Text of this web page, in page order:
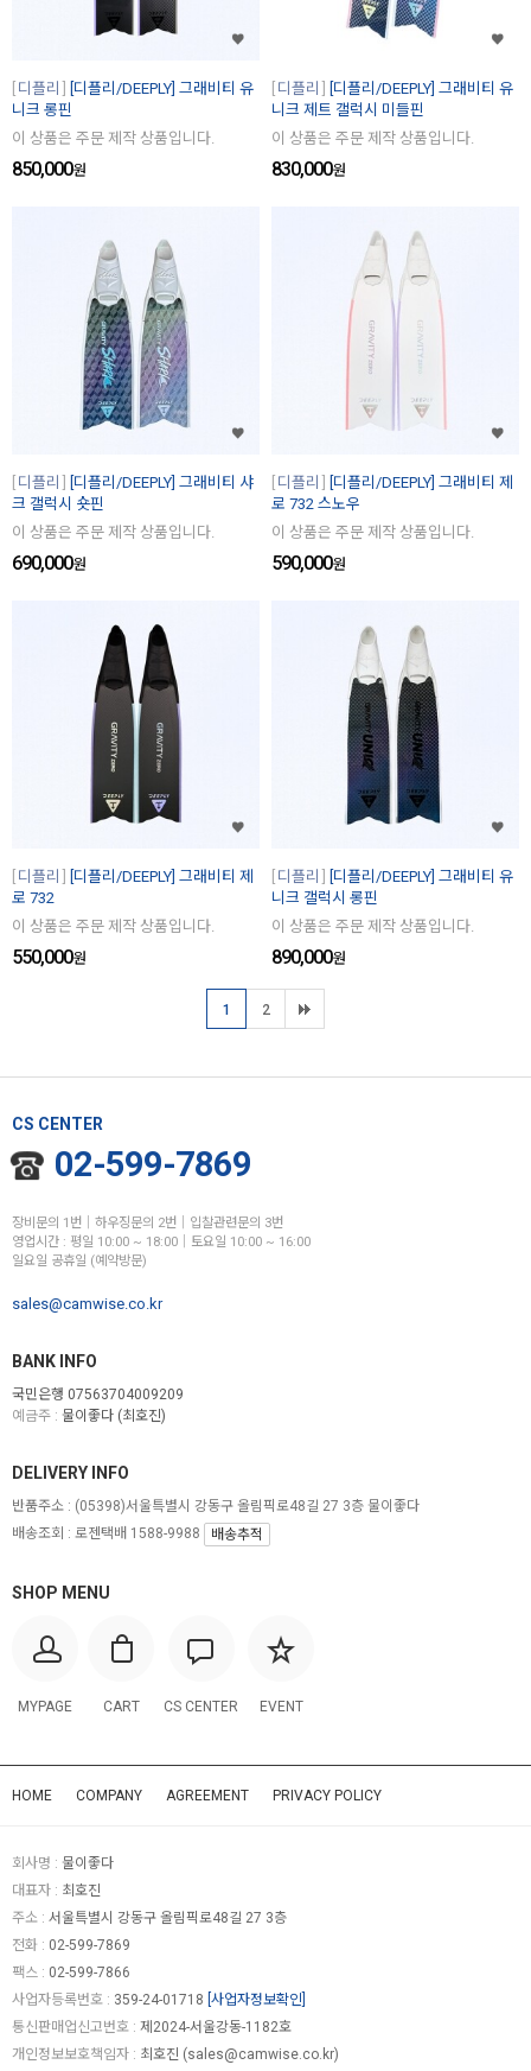
디플리
[디플리/DEEPLY] 그래비티 유
니크 롱핀
이 상품은 주문 제작 상품입니다.
850,000원
디플리
[디플리/DEEPLY] 그래비티 유
니크 제트 갤럭시 미들핀
이 상품은 주문 제작 상품입니다.
830,000원
디플리
[디플리/DEEPLY] 그래비티 샤
크 갤럭시 숏핀
이 상품은 주문 제작 상품입니다.
690,000원
디플리
[디플리/DEEPLY] 그래비티 제
로 732 스노우
이 상품은 주문 제작 상품입니다.
590,000원
디플리
[디플리/DEEPLY] 그래비티 제
로 732
이 상품은 주문 제작 상품입니다.
550,000원
디플리
[디플리/DEEPLY] 그래비티 유
니크 갤럭시 롱핀
이 상품은 주문 제작 상품입니다.
890,000원
1 2
CS CENTER
02-599-7869
장비문의 1번│하우징문의 2번│입찰관련문의 3번
영업시간 : 평일 10:00 ~ 18:00│토요일 10:00 ~ 16:00
일요일 공휴일 (예약방문)
sales@camwise.co.kr
BANK INFO
국민은행 07563704009209
예금주 : 물이좋다 (최호진)
SHOP MENU
MYPAGE CART CS CENTER EVENT
DELIVERY INFO
반품주소 : (05398)서울특별시 강동구 올림픽로48길 27 3층 물이좋다
배송조회 : 로젠택배 1588-9988
배송추적
HOME COMPANY AGREEMENT PRIVACY POLICY
회사명 : 물이좋다
대표자 : 최호진
주소 : 서울특별시 강동구 올림픽로48길 27 3층
전화 : 02-599-7869
팩스 : 02-599-7866
사업자등록번호 : 359-24-01718 [사업자정보확인]
통신판매업신고번호 : 제2024-서울강동-1182호
개인정보보호책임자 : 최호진 (sales@camwise.co.kr)